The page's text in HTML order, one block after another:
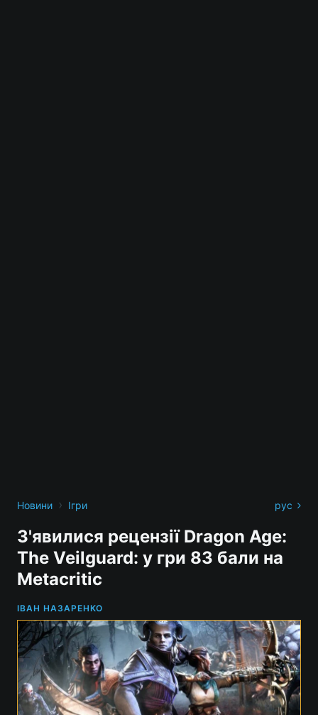
Новини › Ігри рус
З'явилися рецензії Dragon Age:
The Veilguard: у гри 83 бали на
Metacritic
ІВАН НАЗАРЕНКО